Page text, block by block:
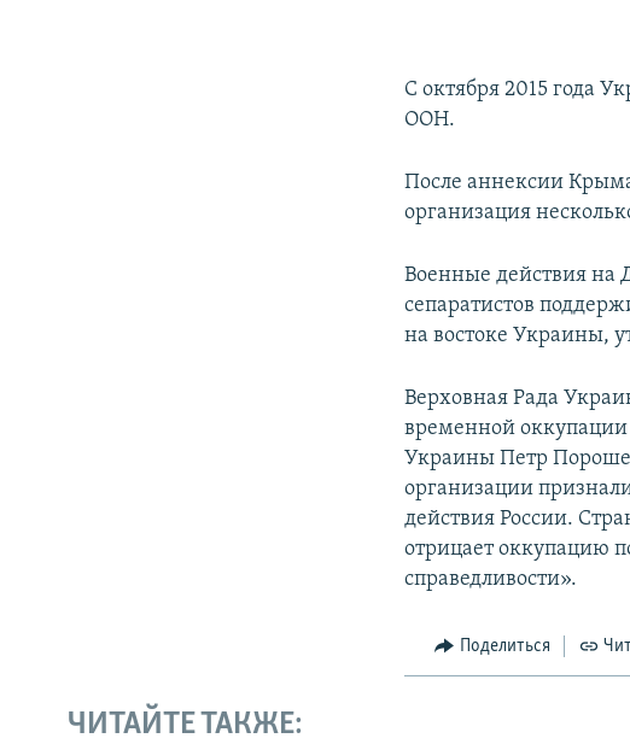
С октября 2015 года
ООН.
После аннексии
организация
Военные действия на
сепаратистов
на востоке Украины,
Верховная Рада
временной оккупации
Украины Петр
организации
действия России.
отрицает оккупацию
справедливости».
Поделиться
ЧИТАЙТЕ ТАКЖЕ: